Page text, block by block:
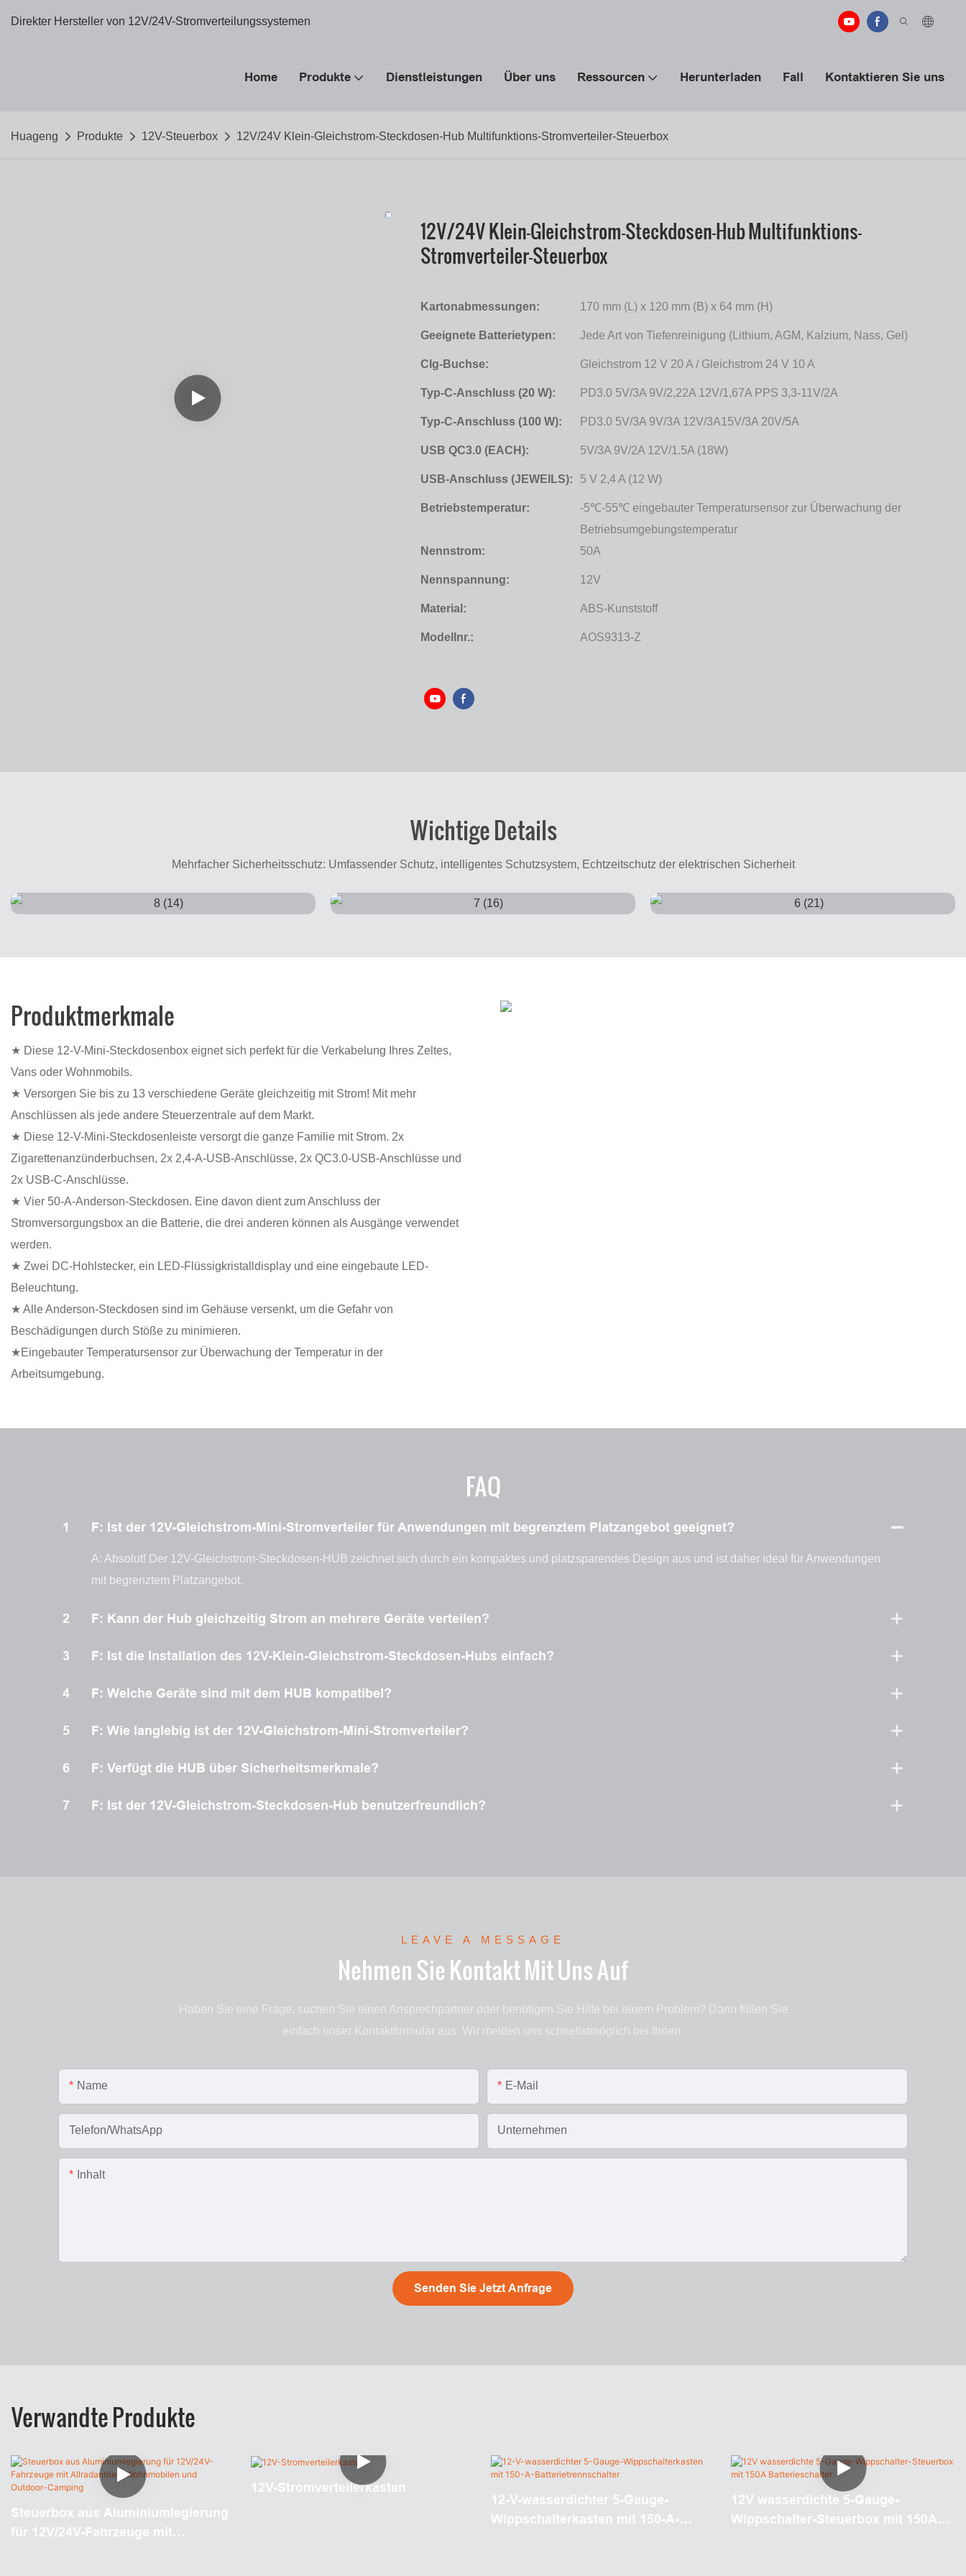
Direkter Hersteller von 12V/24V-Stromverteilungssystemen
Home Produkte Dienstleistungen Über uns Ressourcen Herunterladen Fall Kontaktieren Sie uns
Huageng Produkte 12V-Steuerbox 12V/24V Klein-Gleichstrom-Steckdosen-Hub Multifunktions-Stromverteiler-Steuerbox
12V/24V Klein-Gleichstrom-Steckdosen-Hub Multifunktions-
Stromverteiler-Steuerbox
Kartonabmessungen: 170 mm (L) x 120 mm (B) x 64 mm (H)
Geeignete Batterietypen: Jede Art von Tiefenreinigung (Lithium, AGM, Kalzium, Nass, Gel)
Clg-Buchse: Gleichstrom 12 V 20 A / Gleichstrom 24 V 10 A
Typ-C-Anschluss (20 W): PD3.0 5V/3A 9V/2,22A 12V/1,67A PPS 3,3-11V/2A
Typ-C-Anschluss (100 W): PD3.0 5V/3A 9V/3A 12V/3A15V/3A 20V/5A
USB QC3.0 (EACH): 5V/3A 9V/2A 12V/1.5A (18W)
USB-Anschluss (JEWEILS): 5 V 2,4 A (12 W)
Betriebstemperatur:
-5℃-55℃ eingebauter Temperatursensor zur Überwachung der
Betriebsumgebungstemperatur
Nennstrom:
50A
Nennspannung: 12V
Material: ABS-Kunststoff
Modellnr.: AOS9313-Z
Wichtige Details
Mehrfacher Sicherheitsschutz: Umfassender Schutz, intelligentes Schutzsystem, Echtzeitschutz der elektrischen Sicherheit
Produktmerkmale
★ Diese 12-V-Mini-Steckdosenbox eignet sich perfekt für die Verkabelung Ihres Zeltes,
Vans oder Wohnmobils.
★ Versorgen Sie bis zu 13 verschiedene Geräte gleichzeitig mit Strom! Mit mehr
Anschlüssen als jede andere Steuerzentrale auf dem Markt.
★ Diese 12-V-Mini-Steckdosenleiste versorgt die ganze Familie mit Strom. 2x
Zigarettenanzünderbuchsen, 2x 2,4-A-USB-Anschlüsse, 2x QC3.0-USB-Anschlüsse und
2x USB-C-Anschlüsse.
★ Vier 50-A-Anderson-Steckdosen. Eine davon dient zum Anschluss der
Stromversorgungsbox an die Batterie, die drei anderen können als Ausgänge verwendet
werden.
★ Zwei DC-Hohlstecker, ein LED-Flüssigkristalldisplay und eine eingebaute LED-
Beleuchtung.
★ Alle Anderson-Steckdosen sind im Gehäuse versenkt, um die Gefahr von
Beschädigungen durch Stöße zu minimieren.
★Eingebauter Temperatursensor zur Überwachung der Temperatur in der
Arbeitsumgebung.
FAQ
1 F: Ist der 12V-Gleichstrom-Mini-Stromverteiler für Anwendungen mit begrenztem Platzangebot geeignet?
A: Absolut! Der 12V-Gleichstrom-Steckdosen-HUB zeichnet sich durch ein kompaktes und platzsparendes Design aus und ist daher ideal für Anwendungen
mit begrenztem Platzangebot.
2 F: Kann der Hub gleichzeitig Strom an mehrere Geräte verteilen?
3 F: Ist die Installation des 12V-Klein-Gleichstrom-Steckdosen-Hubs einfach?
4 F: Welche Geräte sind mit dem HUB kompatibel?
5 F: Wie langlebig ist der 12V-Gleichstrom-Mini-Stromverteiler?
6 F: Verfügt die HUB über Sicherheitsmerkmale?
7 F: Ist der 12V-Gleichstrom-Steckdosen-Hub benutzerfreundlich?
LEAVE A MESSAGE
Nehmen Sie Kontakt Mit Uns Auf
Haben Sie eine Frage, suchen Sie einen Ansprechpartner oder benötigen Sie Hilfe bei einem Problem? Dann füllen Sie
einfach unser Kontaktformular aus. Wir melden uns schnellstmöglich bei Ihnen.
Name E-Mail
Telefon/WhatsApp Unternehmen
Inhalt
Senden Sie Jetzt Anfrage
Verwandte Produkte
Steuerbox aus Aluminiumlegierung
für 12V/24V-Fahrzeuge mit
12V-Stromverteilerkasten
12-V-wasserdichter 5-Gauge-
Wippschalterkasten mit 150-A-
12V wasserdichte 5-Gauge-
Wippschalter-Steuerbox mit 150A